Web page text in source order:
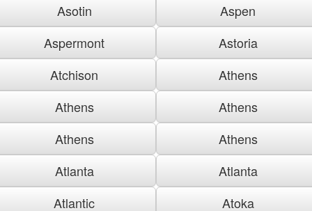
Asotin
Aspen
Aspermont
Astoria
Atchison
Athens
Athens
Athens
Athens
Athens
Atlanta
Atlanta
Atlantic
Atoka